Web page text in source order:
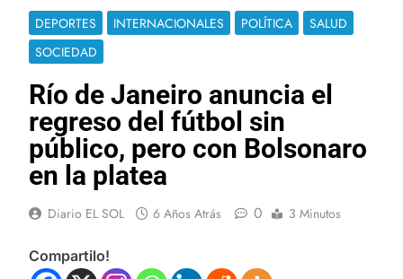
DEPORTES INTERNACIONALES POLÍTICA
SALUD
SOCIEDAD
Río de Janeiro anuncia el
regreso del fútbol sin
público, pero con Bolsonaro
en la platea
Diario EL SOL 6 Años Atrás 0 3 Minutos
Compartilo!